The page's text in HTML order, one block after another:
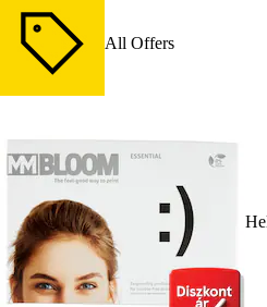
All Offers